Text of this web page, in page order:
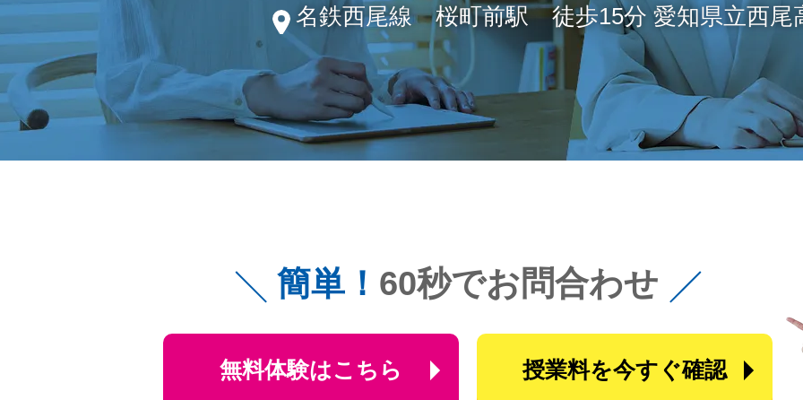
名鉄西尾線 桜町前駅 徒歩15分 愛知県立西尾
簡単！ 60秒でお問合わせ
無料体験はこちら 授業料を今すぐ確認